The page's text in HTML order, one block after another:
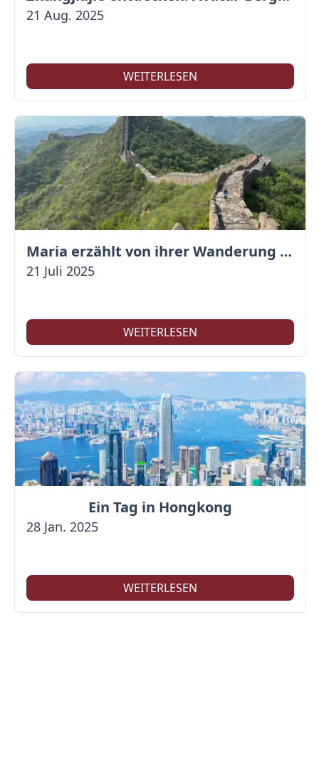
21 Aug. 2025
WEITERLESEN
Maria erzählt von ihrer Wanderung auf der Großen Mauer
21 Juli 2025
WEITERLESEN
Ein Tag in Hongkong
28 Jan. 2025
WEITERLESEN